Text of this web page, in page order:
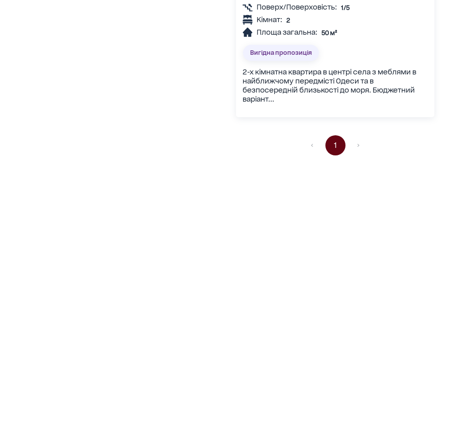
Поверх/Поверховість: 1/5
Кімнат: 2
Площа загальна: 50 м²
Вигідна пропозиція
2-х кімнатна квартира в центрі села з меблями в
найближчому передмісті Одеси та в
безпосередній близькості до моря. Бюджетний
варіант...
1